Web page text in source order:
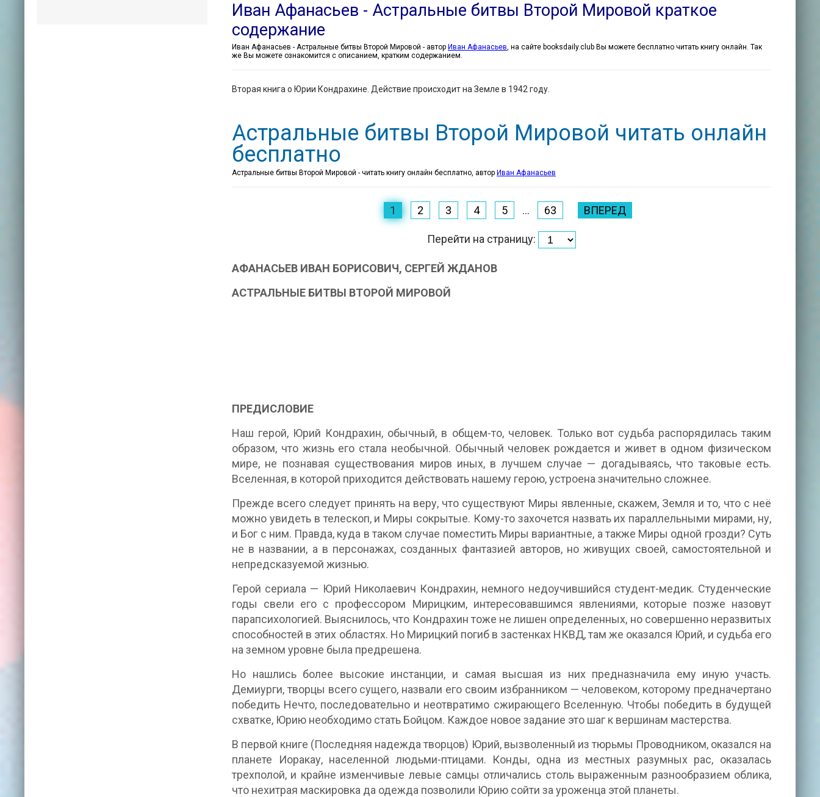
Иван Афанасьев - Астральные битвы Второй Мировой краткое
содержание
Иван Афанасьев - Астральные битвы Второй Мировой - автор Иван Афанасьев, на сайте booksdaily.club Вы можете бесплатно читать книгу онлайн. Так
же Вы можете ознакомится с описанием, кратким содержанием.
Вторая книга о Юрии Кондрахине. Действие происходит на Земле в 1942 году.
Астральные битвы Второй Мировой читать онлайн
бесплатно
Астральные битвы Второй Мировой - читать книгу онлайн бесплатно, автор Иван Афанасьев
1 2 3 4 5 ... 63 ВПЕРЕД
Перейти на страницу:
АФАНАСЬЕВ ИВАН БОРИСОВИЧ, СЕРГЕЙ ЖДАНОВ
АСТРАЛЬНЫЕ БИТВЫ ВТОРОЙ МИРОВОЙ
ПРЕДИСЛОВИЕ
Наш герой, Юрий Кондрахин, обычный, в общем-то, человек. Только вот судьба распорядилась таким
образом, что жизнь его стала необычной. Обычный человек рождается и живет в одном физическом
мире, не познавая существования миров иных, в лучшем случае — догадываясь, что таковые есть.
Вселенная, в которой приходится действовать нашему герою, устроена значительно сложнее.
Прежде всего следует принять на веру, что существуют Миры явленные, скажем, Земля и то, что с неё
можно увидеть в телескоп, и Миры сокрытые. Кому-то захочется назвать их параллельными мирами, ну,
и Бог с ним. Правда, куда в таком случае поместить Миры вариантные, а также Миры одной грозди? Суть
не в названии, а в персонажах, созданных фантазией авторов, но живущих своей, самостоятельной и
непредсказуемой жизнью.
Герой сериала — Юрий Николаевич Кондрахин, немного недоучившийся студент-медик. Студенческие
годы свели его с профессором Мирицким, интересовавшимся явлениями, которые позже назовут
парапсихологией. Выяснилось, что Кондрахин тоже не лишен определенных, но совершенно неразвитых
способностей в этих областях. Но Мирицкий погиб в застенках НКВД, там же оказался Юрий, и судьба его
на земном уровне была предрешена.
Но нашлись более высокие инстанции, и самая высшая из них предназначила ему иную участь.
Демиурги, творцы всего сущего, назвали его своим избранником — человеком, которому предначертано
победить Нечто, последовательно и неотвратимо сжирающего Вселенную. Чтобы победить в будущей
схватке, Юрию необходимо стать Бойцом. Каждое новое задание это шаг к вершинам мастерства.
В первой книге (Последняя надежда творцов) Юрий, вызволенный из тюрьмы Проводником, оказался на
планете Иоракау, населенной людьми-птицами. Конды, одна из местных разумных рас, оказалась
трехполой, и крайне изменчивые левые самцы отличались столь выраженным разнообразием облика,
что нехитрая маскировка да одежда позволили Юрию сойти за уроженца этой планеты.